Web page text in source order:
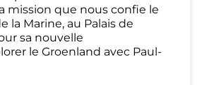
mission que nous confie le
la Marine, au Palais de
sa nouvelle
le Groenland avec Paul-